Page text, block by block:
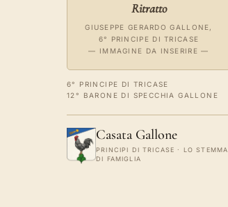
Ritratto
GIUSEPPE GERARDO GALLONE,
6° PRINCIPE DI TRICASE
— IMMAGINE DA INSERIRE —
6° PRINCIPE DI TRICASE
12° BARONE DI SPECCHIA GALLONE
Casata Gallone
PRINCIPI DI TRICASE · LO STEMMA
DI FAMIGLIA